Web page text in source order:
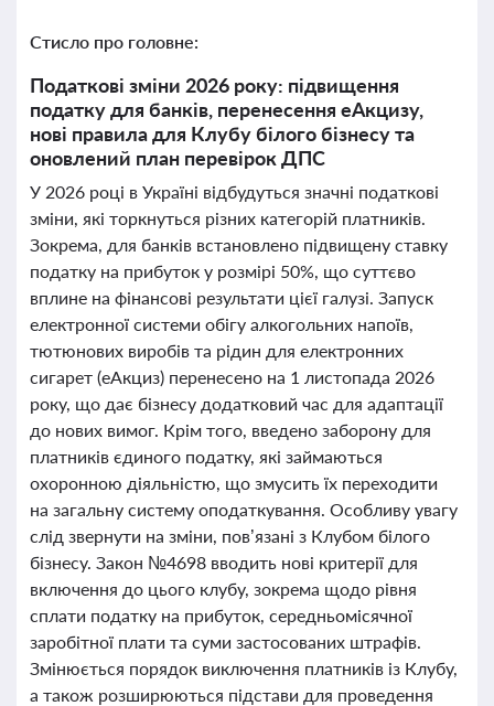
Стисло про головне:
Податкові зміни 2026 року: підвищення
податку для банків, перенесення еАкцизу,
нові правила для Клубу білого бізнесу та
оновлений план перевірок ДПС
У 2026 році в Україні відбудуться значні податкові
зміни, які торкнуться різних категорій платників.
Зокрема, для банків встановлено підвищену ставку
податку на прибуток у розмірі 50%, що суттєво
вплине на фінансові результати цієї галузі. Запуск
електронної системи обігу алкогольних напоїв,
тютюнових виробів та рідин для електронних
сигарет (еАкциз) перенесено на 1 листопада 2026
року, що дає бізнесу додатковий час для адаптації
до нових вимог. Крім того, введено заборону для
платників єдиного податку, які займаються
охоронною діяльністю, що змусить їх переходити
на загальну систему оподаткування. Особливу увагу
слід звернути на зміни, пов’язані з Клубом білого
бізнесу. Закон №4698 вводить нові критерії для
включення до цього клубу, зокрема щодо рівня
сплати податку на прибуток, середньомісячної
заробітної плати та суми застосованих штрафів.
Змінюється порядок виключення платників із Клубу,
а також розширюються підстави для проведення